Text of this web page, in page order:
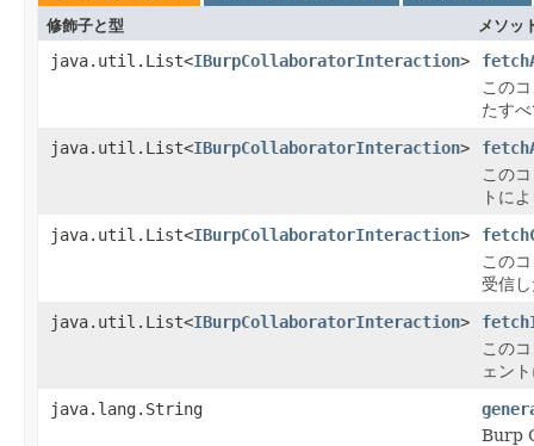
修飾子と型 メソッ
java.util.List<IBurpCollaboratorInteraction>
この
たす
java.util.List<IBurpCollaboratorInteraction>
この
トに
java.util.List<IBurpCollaboratorInteraction>
この
受信
java.util.List<IBurpCollaboratorInteraction>
この
ェン
java.lang.String
Burp